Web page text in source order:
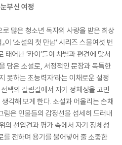
부신 여정
으로 많은 청소년 독자의 사랑을 받은 최상
이 ‘소설의 첫 만남’ 시리즈 스물여섯 번
어난 ‘카이’들이 차별과 편견에 맞서
담은 소설로, 서정적인 문장과 독특한
못하는 초능력자’라는 이채로운 설정
택의 갈림길에서 자기 정체성을 고민
생각해 보게 한다. 소설과 어울리는 손채
은 인물들의 감정선을 섬세히 드러내
의 선입견과 평가 속에서 자기 정체성
전하며 용기를 불어넣어 줄 소중한